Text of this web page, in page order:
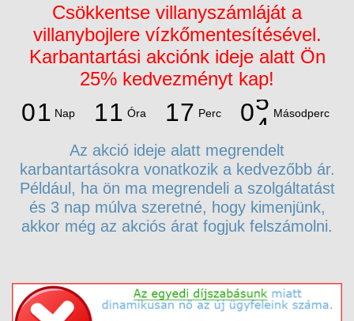
Csökkentse villanyszámláját a
villanybojlere vízkőmentesítésével.
Karbantartási akciónk ideje alatt Ön
25% kedvezményt kap!
01 Nap
1
1
1
1 Óra
1
7
7 Perc 0
1
3
4 Másodperc
Az akció ideje alatt megrendelt
karbantartásokra vonatkozik a kedvezőbb ár.
Például, ha ön ma megrendeli a szolgáltatást
és 3 nap múlva szeretné, hogy kimenjünk,
akkor még az akciós árat fogjuk felszámolni.